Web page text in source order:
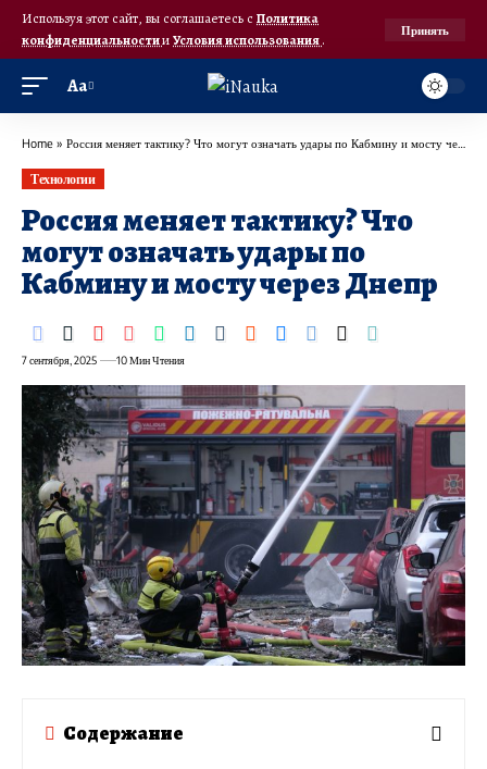
Используя этот сайт, вы соглашаетесь с Политика
конфиденциальностииУсловия использования.
Принять
Аа
Home » Россия меняет тактику? Что могут означать удары по Кабмину и мосту через Днепр
Технологии
Россия меняет тактику? Что
могут означать удары по
Кабмину и мосту через Днепр
7 сентября, 2025 10 Мин Чтения
Содержание